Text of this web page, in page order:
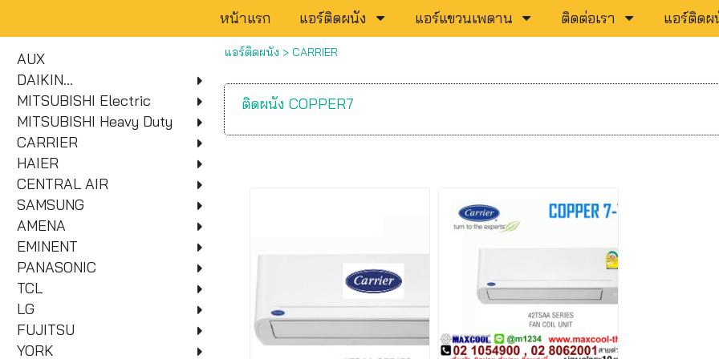
หน้าแรก แอร์ติดผนัง แอร์แขวนเพดาน ติดต่อเรา แอร์ติดผ
AUX
DAIKIN...
MITSUBISHI Electric
MITSUBISHI Heavy Duty
CARRIER
HAIER
CENTRAL AIR
SAMSUNG
AMENA
EMINENT
PANASONIC
TCL
LG
FUJITSU
YORK
แอร์ติดผนัง > CARRIER
ติดผนัง COPPER7